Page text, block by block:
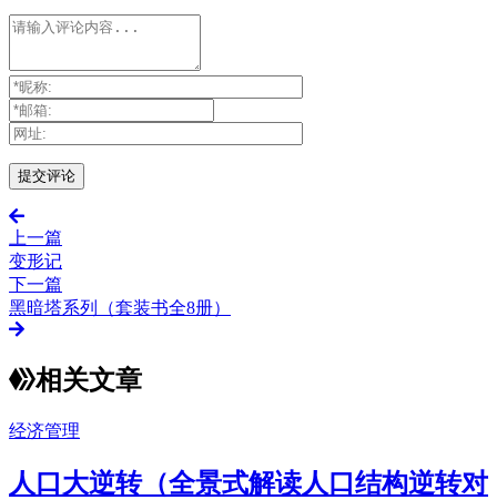
上一篇
变形记
下一篇
黑暗塔系列（套装书全8册）
相关文章
经济管理
人口大逆转（全景式解读人口结构逆转对